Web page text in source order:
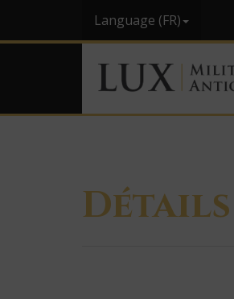
Language (FR)
Détails